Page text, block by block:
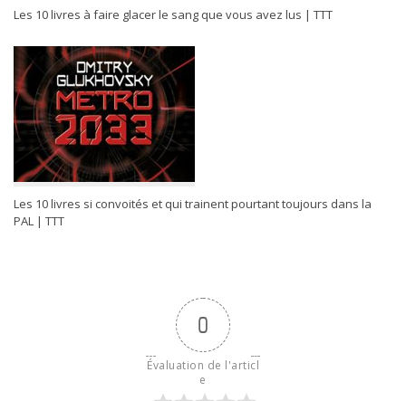
Les 10 livres à faire glacer le sang que vous avez lus | TTT
Les 10 livres si convoités et qui trainent pourtant toujours dans la
PAL | TTT
0
Évaluation de l'articl
e